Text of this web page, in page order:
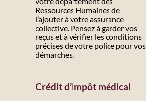
Ressources Humaines de
l’ajouter à votre assurance
collective. Pensez à garder vos
reçus et à vérifier les conditions
précises de votre police pour vos
démarches.
Crédit d’impôt médical